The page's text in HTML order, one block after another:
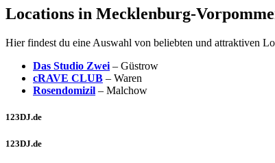
Locations in Mecklenburg-
Hier findest du eine Auswahl von beliebten und attraktiven
Das Studio Zwei – Güstrow
cRAVE CLUB – Waren
Rosendomizil – Malchow
123DJ.de
123DJ.de